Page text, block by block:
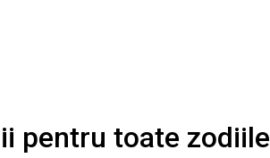
pentru toate zodiile